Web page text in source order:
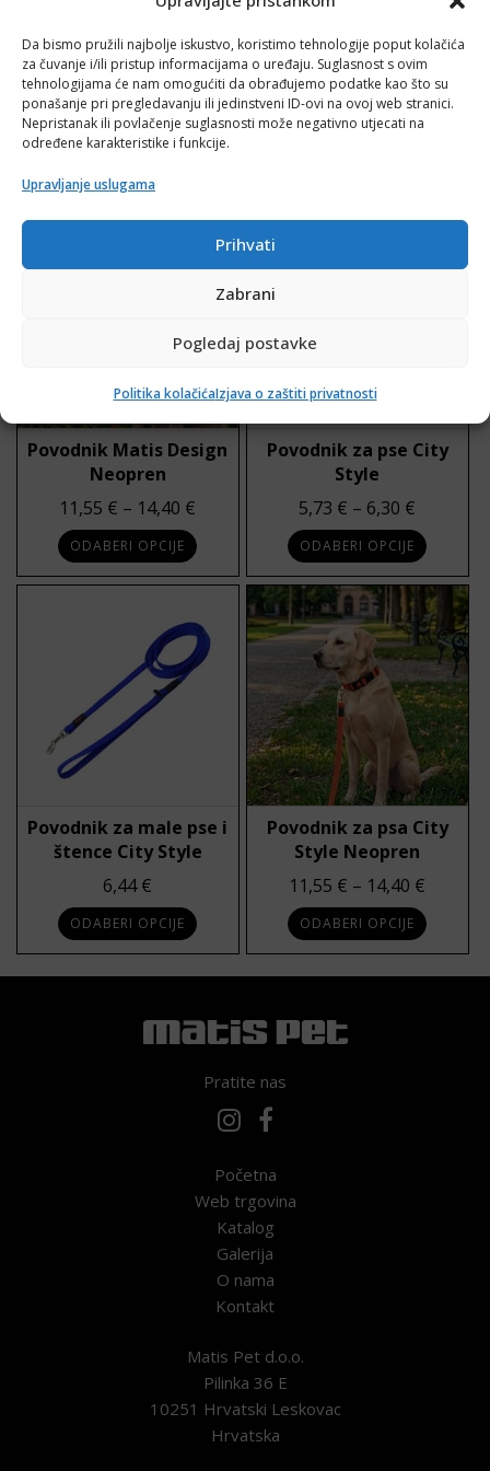
Da bismo pružili najbolje iskustvo, koristimo tehnologije poput kolačića
za čuvanje i/ili pristup informacijama o uređaju. Suglasnost s ovim
tehnologijama će nam omogućiti da obrađujemo podatke kao što su
ponašanje pri pregledavanju ili jedinstveni ID-ovi na ovoj web stranici.
Nepristanak ili povlačenje suglasnosti može negativno utjecati na
određene karakteristike i funkcije.
Upravljanje uslugama
Prihvati
Zabrani
Pogledaj postavke
Politika kolačićaIzjava o zaštiti privatnosti
MATERIJALI
UPOTREBA I ODRŽAVANJE
Povodnik Matis Design
Neopren
11,55 € – 14,40 € Raspon cijena: od 11,55 € do 14,40 €
ODABERI OPCIJE
Ovaj proizvod ima više varijanti. Opcije se mogu odabrati
Akcija!
Povodnik za pse City
Style
5,73 € – 6,30 €
ODABERI OPCIJE
Ovaj proizvod ima više
Povodnik za male pse i
štence City Style
6,44€
ODABERI OPCIJE
Ovaj proizvod ima više varijanti. Opcije se mogu
Povodnik za psa City
Style Neopren
11,55 € – 14,40 €
ODABERI OPCIJE
Ovaj proizvod ima više
Pratite nas
Početna
Web trgovina
Katalog
Galerija
O nama
Kontakt
Matis Pet d.o.o.
Pilinka 36 E
10251 Hrvatski Leskovac
Hrvatska